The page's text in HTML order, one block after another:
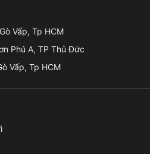
trải nghiệm của người lái
được nhiều người quan tâm
zin vẫn chưa đủ mạnh.
cho hiệu suất ánh sáng
giải pháp hoàn hảo nhất để
cho xe, giúp cho xế hộp
Vấp, Tp HCM
Phú A, TP Thủ Đức
Vấp, Tp HCM